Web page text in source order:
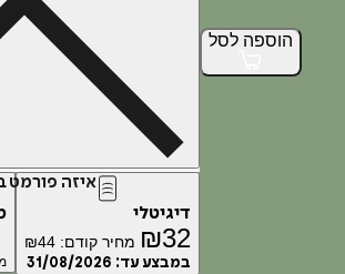
הוספה לסל
איזה פורמט
דיגיטלי
₪32 מחיר קודם: ₪44
במבצע עד: 31/08/2026